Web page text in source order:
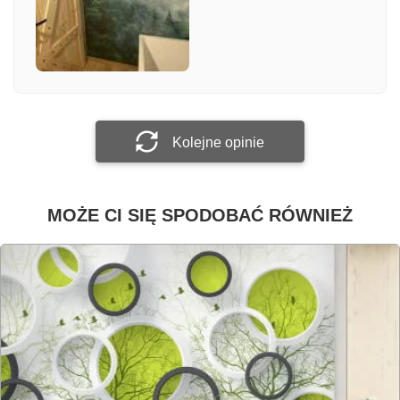
Załącz zdjęcie
Kolejne opinie
MOŻE CI SIĘ SPODOBAĆ RÓWNIEŻ